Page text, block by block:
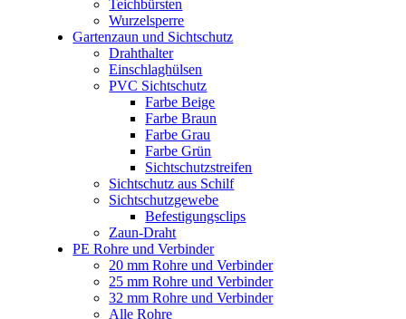
Teichbürsten
Wurzelsperre
Gartenzaun und Sichtschutz
Drahthalter
Einschlaghülsen
PVC Sichtschutz
Farbe Beige
Farbe Braun
Farbe Grau
Farbe Grün
Sichtschutzstreifen
Sichtschutz aus Schilf
Sichtschutzgewebe
Befestigungsclips
Zaun-Draht
PE Rohre und Verbinder
20 mm Rohre und Verbinder
25 mm Rohre und Verbinder
32 mm Rohre und Verbinder
Alle Rohre